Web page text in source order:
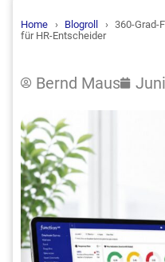
Home › Blogroll › 360-Grad-
für HR-Entscheider
Bernd Maus